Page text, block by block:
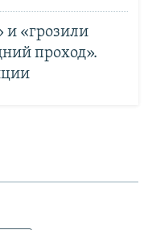
и «грозили
проход».